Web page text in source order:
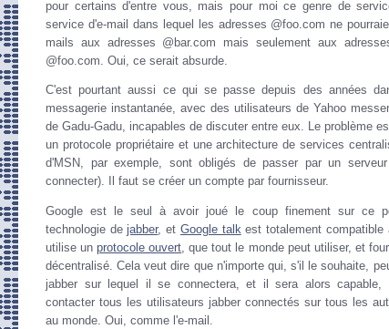
pour certains d'entre vous, mais pour moi ce genre de
service d'e-mail dans lequel les adresses @foo.com ne
mails aux adresses @bar.com mais seulement aux
@foo.com. Oui, ce serait absurde.
C'est pourtant aussi ce qui se passe depuis des années
messagerie instantanée, avec des utilisateurs de Yahoo
de Gadu-Gadu, incapables de discuter entre eux. Le problème
un protocole propriétaire et une architecture de services
d'MSN, par exemple, sont obligés de passer par un
connecter). Il faut se créer un compte par fournisseur.
Google est le seul à avoir joué le coup finement sur ce
technologie dejabber, et Google talkest totalement compatible
utilise unprotocole ouvert, que tout le monde peut utiliser, et
décentralisé. Cela veut dire que n'importe qui, s'il le souhaite,
jabber sur lequel il se connectera, et il sera alors capable,
contacter tous les utilisateurs jabber connectés sur tous les
au monde. Oui, comme l'e-mail.